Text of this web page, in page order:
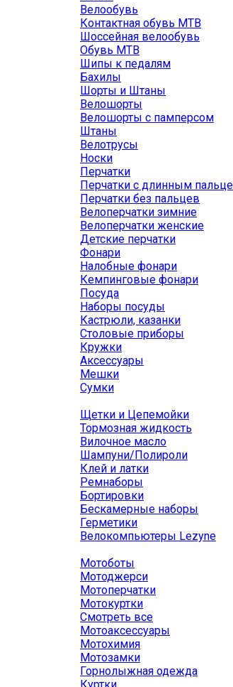
Велообувь
Контактная обувь MTB
Шоссейная велообувь
Обувь MTB
Шипы к педалям
Бахилы
Шорты и Штаны
Велошорты
Велошорты с памперсом
Штаны
Велотрусы
Носки
Перчатки
Перчатки с длинным
Перчатки без пальцев
Велоперчатки зимние
Велоперчатки женские
Детские перчатки
Фонари
Налобные фонари
Кемпинговые фонари
Посуда
Наборы посуды
Кастрюли, казанки
Столовые приборы
Кружки
Аксессуары
Мешки
Сумки
Щетки и Цепемойки
Тормозная жидкость
Вилочное масло
Шампуни/Полироли
Клей и латки
Ремнаборы
Бортировки
Бескамерные наборы
Герметики
Велокомпьютеры Lezyne
Мотоботы
Мотоджерси
Мотоперчатки
Мотокуртки
Смотреть все
Мотоаксессуары
Мотохимия
Мотозамки
Горнолыжная одежда